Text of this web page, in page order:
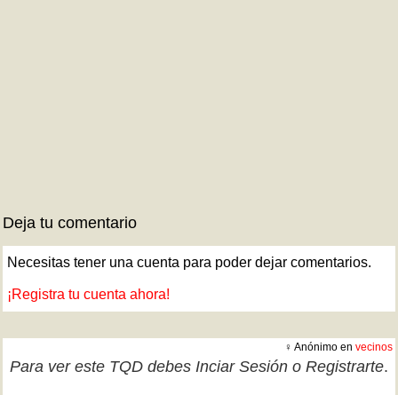
Deja tu comentario
Necesitas tener una cuenta para poder dejar comentarios.
¡Registra tu cuenta ahora!
♀ Anónimo en vecinos
Para ver este TQD debes Inciar Sesión o Registrarte.